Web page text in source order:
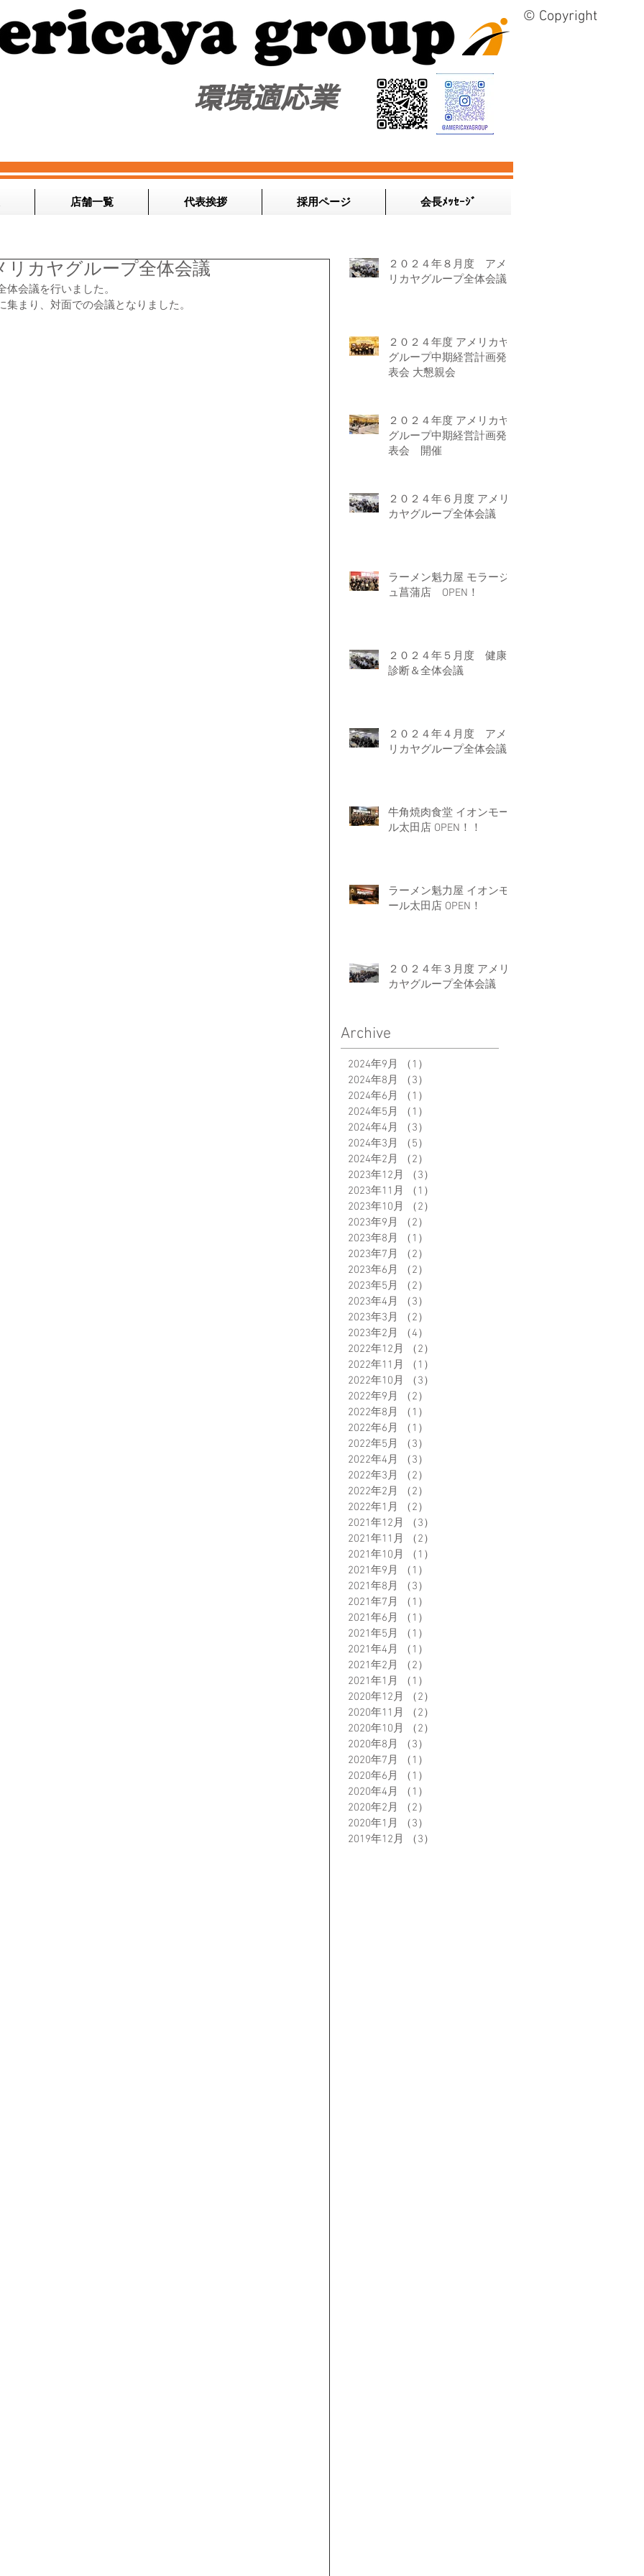
© Copyright
​環境適応業
店舗一覧 代表挨拶 採用ページ 会長ﾒｯｾｰｼﾞ
リカヤグループ全体会議
会議を行いました。
まり、対面での会議となりました。
２０２４年８月度 アメ
リカヤグループ全体会議
２０２４年度 アメリカヤ
グループ中期経営計画発
表会 大懇親会
２０２４年度 アメリカヤ
グループ中期経営計画発
表会 開催
２０２４年６月度 アメリ
カヤグループ全体会議
ラーメン魁力屋 モラージ
ュ菖蒲店 OPEN！
２０２４年５月度 健康
診断＆全体会議
２０２４年４月度 アメ
リカヤグループ全体会議
牛角焼肉食堂 イオンモー
ル太田店 OPEN！！
ラーメン魁力屋 イオンモ
ール太田店 OPEN！
２０２４年３月度 アメリ
カヤグループ全体会議
Archive
2024年9月 （1）
2024年8月
（3）
2024年6月
（1）
2024年5月
（1）
2024年4月
（3）
2024年3月
（5）
2024年2月
（2）
2023年12月
（3）
2023年11月
（1）
2023年10月
（2）
2023年9月
（2）
2023年8月
（1）
2023年7月
（2）
2023年6月
（2）
2023年5月
（2）
2023年4月
（3）
2023年3月
（2）
2023年2月
（4）
2022年12月
（2）
2022年11月
（1）
2022年10月
（3）
2022年9月
（2）
2022年8月
（1）
2022年6月
（1）
2022年5月
（3）
2022年4月
（3）
2022年3月
（2）
2022年2月
（2）
2022年1月
（2）
2021年12月
（3）
2021年11月
（2）
2021年10月
（1）
2021年9月
（1）
2021年8月
（3）
2021年7月
（1）
2021年6月
（1）
2021年5月
（1）
2021年4月
（1）
2021年2月
（2）
2021年1月
（1）
2020年12月
（2）
2020年11月
（2）
2020年10月
（2）
2020年8月
（3）
2020年7月
（1）
2020年6月
（1）
2020年4月
（1）
2020年2月
（2）
2020年1月
（3）
2019年12月
（3）